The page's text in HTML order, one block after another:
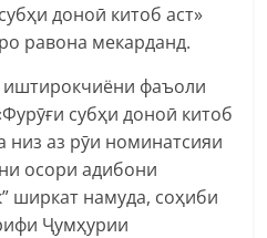
доноӣ китоб аст»
равона мекарданд.
иштирокчиёни фаъоли
субҳи доноӣ китоб
низ аз рӯи номинатсияи
осори адибони
ширкат намуда, соҳиби
Ҷумҳурии